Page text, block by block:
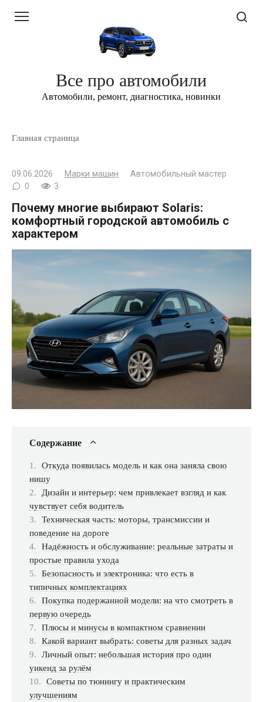
Все про автомобили
Автомобили, ремонт, диагностика, новинки
Главная страница
09.06.2026 Марки машин
Автомобильный мастер
0
3
Почему многие выбирают Solaris:
комфортный городской автомобиль с
характером
Содержание
Откуда появилась модель и как она заняла свою
нишу
Дизайн и интерьер: чем привлекает взгляд и как
чувствует себя водитель
Техническая часть: моторы, трансмиссии и
поведение на дороге
Надёжность и обслуживание: реальные затраты и
простые правила ухода
Безопасность и электроника: что есть в
типичных комплектациях
Покупка подержанной модели: на что смотреть в
первую очередь
Плюсы и минусы в компактном сравнении
Какой вариант выбрать: советы для разных задач
Личный опыт: небольшая история про один
уикенд за рулём
Советы по тюнингу и практическим
улучшениям